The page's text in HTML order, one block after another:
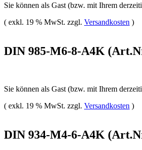
Sie können als Gast (bzw. mit Ihrem
( exkl. 19 % MwSt. zzgl. Versandkosten )
DIN 985-M6-8-A4K
Sie können als Gast (bzw. mit Ihrem
( exkl. 19 % MwSt. zzgl. Versandkosten )
DIN 934-M4-6-A4K